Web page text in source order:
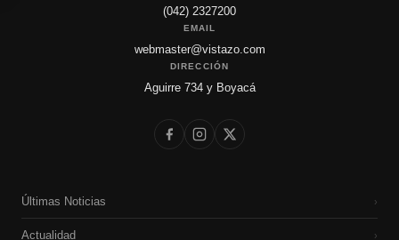
(042) 2327200
EMAIL
webmaster@vistazo.com
DIRECCIÓN
Aguirre 734 y Boyacá
Últimas Noticias ›
Actualidad ›